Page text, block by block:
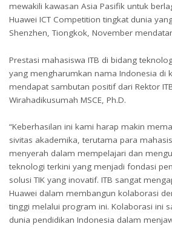
mewakili kawasan Asia Pasifik untuk
Huawei ICT Competition tingkat dunia
Shenzhen, Tiongkok, November
Prestasi mahasiswa ITB di bidang
yang mengharumkan nama Indonesia di
mendapat sambutan positif dari Rektor
Wirahadikusumah MSCE, Ph.D.
“Keberhasilan ini kami harap makin
sivitas akademika, terutama para
menyerah dalam mempelajari dan
teknologi terkini yang menjadi fondasi
solusi TIK yang inovatif. ITB sangat
Huawei dalam membangun kolaborasi
tinggi melalui program ini. Kolaborasi ini
dunia pendidikan Indonesia dalam